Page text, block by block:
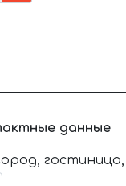
данные